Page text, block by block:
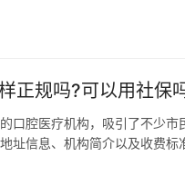
正规吗?可以用社保
口腔医疗机构，吸引了不少
址信息、机构简介以及收费